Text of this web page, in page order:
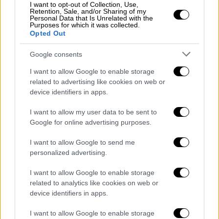
I want to opt-out of Collection, Use,
Retention, Sale, and/or Sharing of my
Personal Data that Is Unrelated with the
Purposes for which it was collected.
Opted Out
Google consents
I want to allow Google to enable storage
related to advertising like cookies on web or
device identifiers in apps.
I want to allow my user data to be sent to
Google for online advertising purposes.
I want to allow Google to send me
personalized advertising.
I want to allow Google to enable storage
related to analytics like cookies on web or
device identifiers in apps.
I want to allow Google to enable storage
Lifestyle|26.08.2024 20:42
Ντένζελ Ουάσινγκτον: Ετοιμάζεται να
αινιγματικές δηλώσεις
Ο 69χρονος ηθοποιός θα πρωταγωνιστήσει
ως Μακρίνος στην ταινία «Gladiator II»